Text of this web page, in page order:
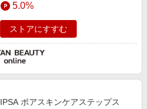
5.0%
ストアにすすむ
IPSA ポアスキンケアステップス